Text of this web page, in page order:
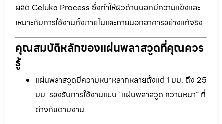
ผลิต Celuka Process ซึ่งทำให้ผิวด้านนอกมีความแข็งและ
เหมาะกับการใช้งานทั้งภายในและภายนอกอาคารอย่างแท้จริง
คุณสมบัติหลักของแผ่นพลาสวูดที่คุณควร
รู้
แผ่นพลาสวูดมีความหนาหลากหลายตั้งแต่ 1 มม. ถึง 25
มม. รองรับการใช้งานแบบ “แผ่นพลาสวูด ความหนา” ที่
ต่างกันตามงาน